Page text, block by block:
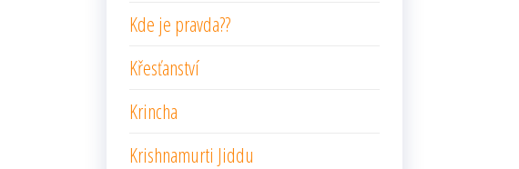
Kde je pravda??
Křesťanství
Krincha
Krishnamurti Jiddu